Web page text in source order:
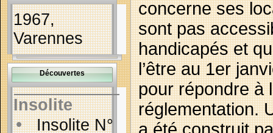
1967,
Varennes
Découvertes
Insolite
•Insolite N°
concerne ses
sont pas
handicapés et
l’être au 1er
pour répondre à
réglementation.